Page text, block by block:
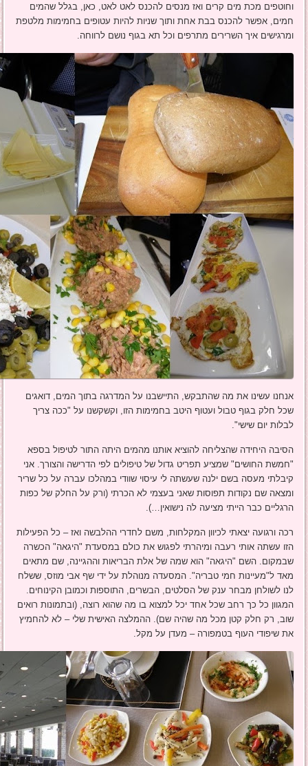
וחוטפים מכת מים קרים ואז מנסים להכנס לאט לאט, כאן, בגלל שהמים
חמים, אפשר להכנס בבת אחת ותוך שניות להיות עטופים בחמימות מלטפת
ומרגישים איך השרירים מתרפים וכל תא בגוף נושם לרווחה.
אנחנו עשינו את מה שהתבקש, התיישבנו על המדרגה בתוך המים, דואגים
שכל חלק בגוף טבול ועטוף היטב בחמימות הזו, וקשקשנו על "ככה צריך
לבלות יום שישי".
הסיבה היחידה שהצליחה להוציא אותנו מהמים היתה התור לטיפול בספא
"חמשת החושים" שמציע תפריט גדול של טיפולים לפי הדרישה והצורך. אני
קיבלתי מעסה בשם ילנה שעשתה לי עיסוי שוודי במהלכו עברה על כל שריר
ומצאה שם נקודות תפוסות שאני בעצמי לא הכרתי (ורק על החלק של כפות
הרגליים כבר הייתי מציעה לה נישואין…).
רכה ורגועה יצאתי לכיוון המקלחות, משם לחדרי ההלבשה ואז – כל הפעילות
הזו עשתה אותי רעבה ומיהרתי לפגוש את כולם במסעדת "היגאה" הכשרה
שבמקום. השם "היגאה" הוא שמה של אלת הבריאות וההגיינה, שם מתאים
מאד ל"מעיינות חמי טבריה". המסעדה מנוהלת על ידי שף אבי מוזס, ששלח
לנו לשולחן מבחר ענק של הסלטים, הבשרים, התוספות וכמובן הקינוחים.
המגוון כל כך רחב שכל אחד יכל למצוא בו מה שהוא רוצה, (ובתמונות רואים
שוב, רק חלק קטן מכל מה שהיה שם). ההמלצה האישית שלי – לא להחמיץ
את שיפודי העוף בטמפורה – מעדן על מקל.